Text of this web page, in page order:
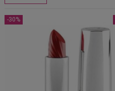
-30%